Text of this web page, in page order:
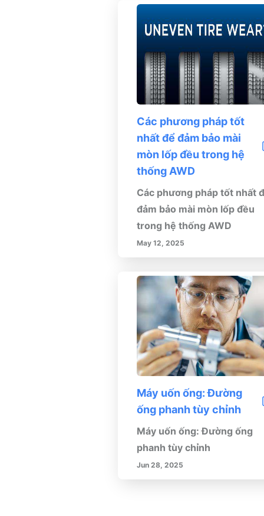
Các phương pháp tốt
nhất để đảm bảo mài
mòn lốp đều trong hệ
thống AWD
Các phương pháp tốt nhất
đảm bảo mài mòn lốp đều
trong hệ thống AWD
May 12, 2025
Máy uốn ống: Đường
ống phanh tùy chỉnh
Máy uốn ống: Đường ống
phanh tùy chỉnh
Jun 28, 2025